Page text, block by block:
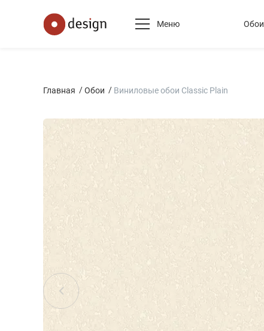
Меню Обои
Главная Обои Виниловые обои Classic Plain